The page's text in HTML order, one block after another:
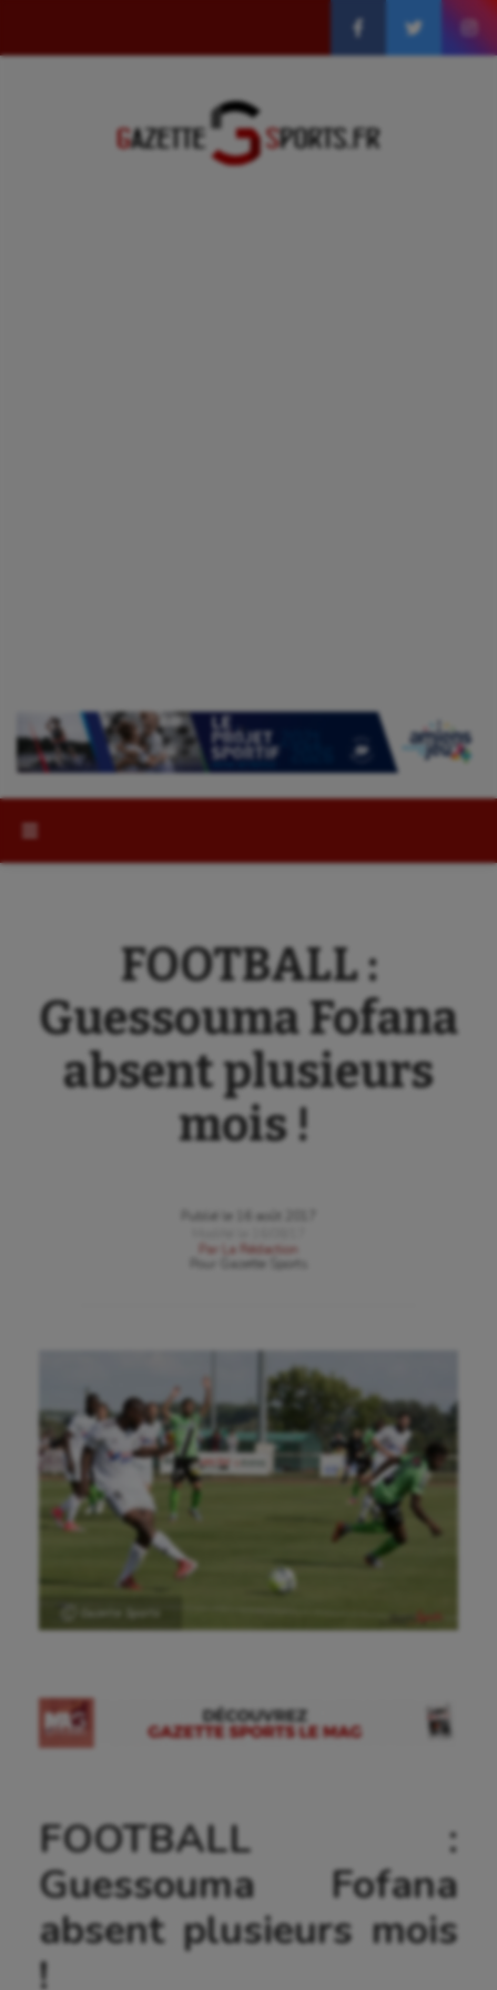
FOOTBALL :
Guessouma Fofana
absent plusieurs
mois !
Publié le
16 août 2017
Par
La Rédaction
Gazette Sports
FOOTBALL :
Guessouma Fofana
absent plusieurs mois
!